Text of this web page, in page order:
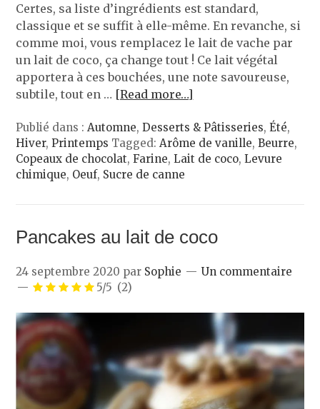
Certes, sa liste d’ingrédients est standard,
classique et se suffit à elle-même. En revanche, si
comme moi, vous remplacez le lait de vache par
un lait de coco, ça change tout ! Ce lait végétal
apportera à ces bouchées, une note savoureuse,
subtile, tout en … [Read more…]
Publié dans :Automne,Desserts & Pâtisseries,Été,
Hiver,Printemps Tagged:Arôme de vanille,Beurre,
Copeaux de chocolat,Farine,Lait de coco,Levure
chimique, Oeuf, Sucre de canne
Pancakes au lait de coco
24 septembre 2020 par Sophie
Un commentaire
5/5 (2)